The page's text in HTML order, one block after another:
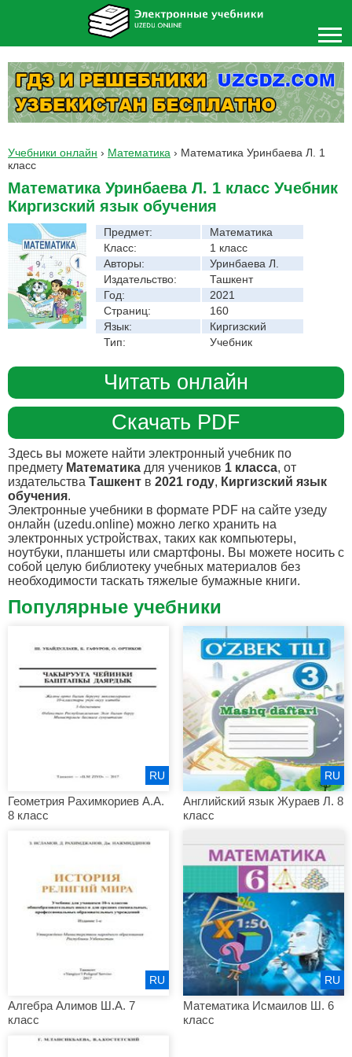
Учебники онлайн › Математика › Математика Уринбаева Л. 1
класс
Математика Уринбаева Л. 1 класс Учебник
Киргизский язык обучения
Предмет:
Математика
Класс:
1 класс
Авторы:
Уринбаева Л.
Издательство:
Ташкент
Год:
2021
Страниц:
160
Язык:
Киргизский
Тип:
Учебник
Читать онлайн
Скачать PDF
Здесь вы можете найти электронный учебник по
предмету Математика для учеников 1 класса, от
издательства Ташкент в 2021 году, Киргизский язык
обучения.
Электронные учебники в формате PDF на сайте узеду
онлайн (uzedu.online) можно легко хранить на
электронных устройствах, таких как компьютеры,
ноутбуки, планшеты или смартфоны. Вы можете носить с
собой целую библиотеку учебных материалов без
необходимости таскать тяжелые бумажные книги.
Популярные учебники
Геометрия Рахимкориев А.А.
8 класс
RU
Английский язык Жураев Л. 8
класс
RU
Алгебра Алимов Ш.А. 7
класс
RU
Математика Исмаилов Ш. 6
класс
RU